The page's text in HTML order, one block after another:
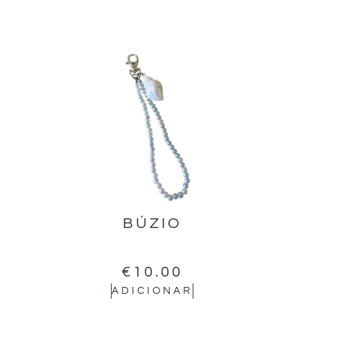
BÚZIO
€ 10.00
ADICIONAR